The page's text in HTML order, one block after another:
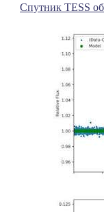
Спутник TESS